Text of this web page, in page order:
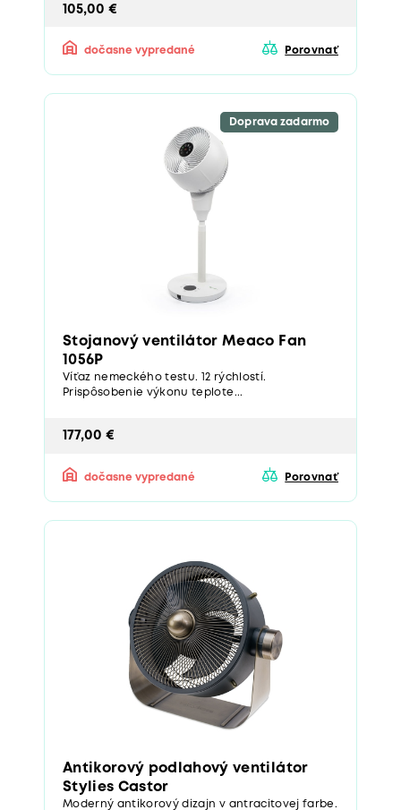
105,00 €
dočasne vypredané Porovnať
Doprava zadarmo
Stojanový ventilátor Meaco Fan
1056P
Víťaz nemeckého testu. 12 rýchlostí.
Prispôsobenie výkonu teplote...
177,00 €
dočasne vypredané Porovnať
Antikorový podlahový ventilátor
Stylies Castor
Moderný antikorový dizajn v antracitovej farbe.